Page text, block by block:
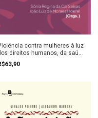
contra mulheres à luz
direitos humanos, da saúde
e da crise climática